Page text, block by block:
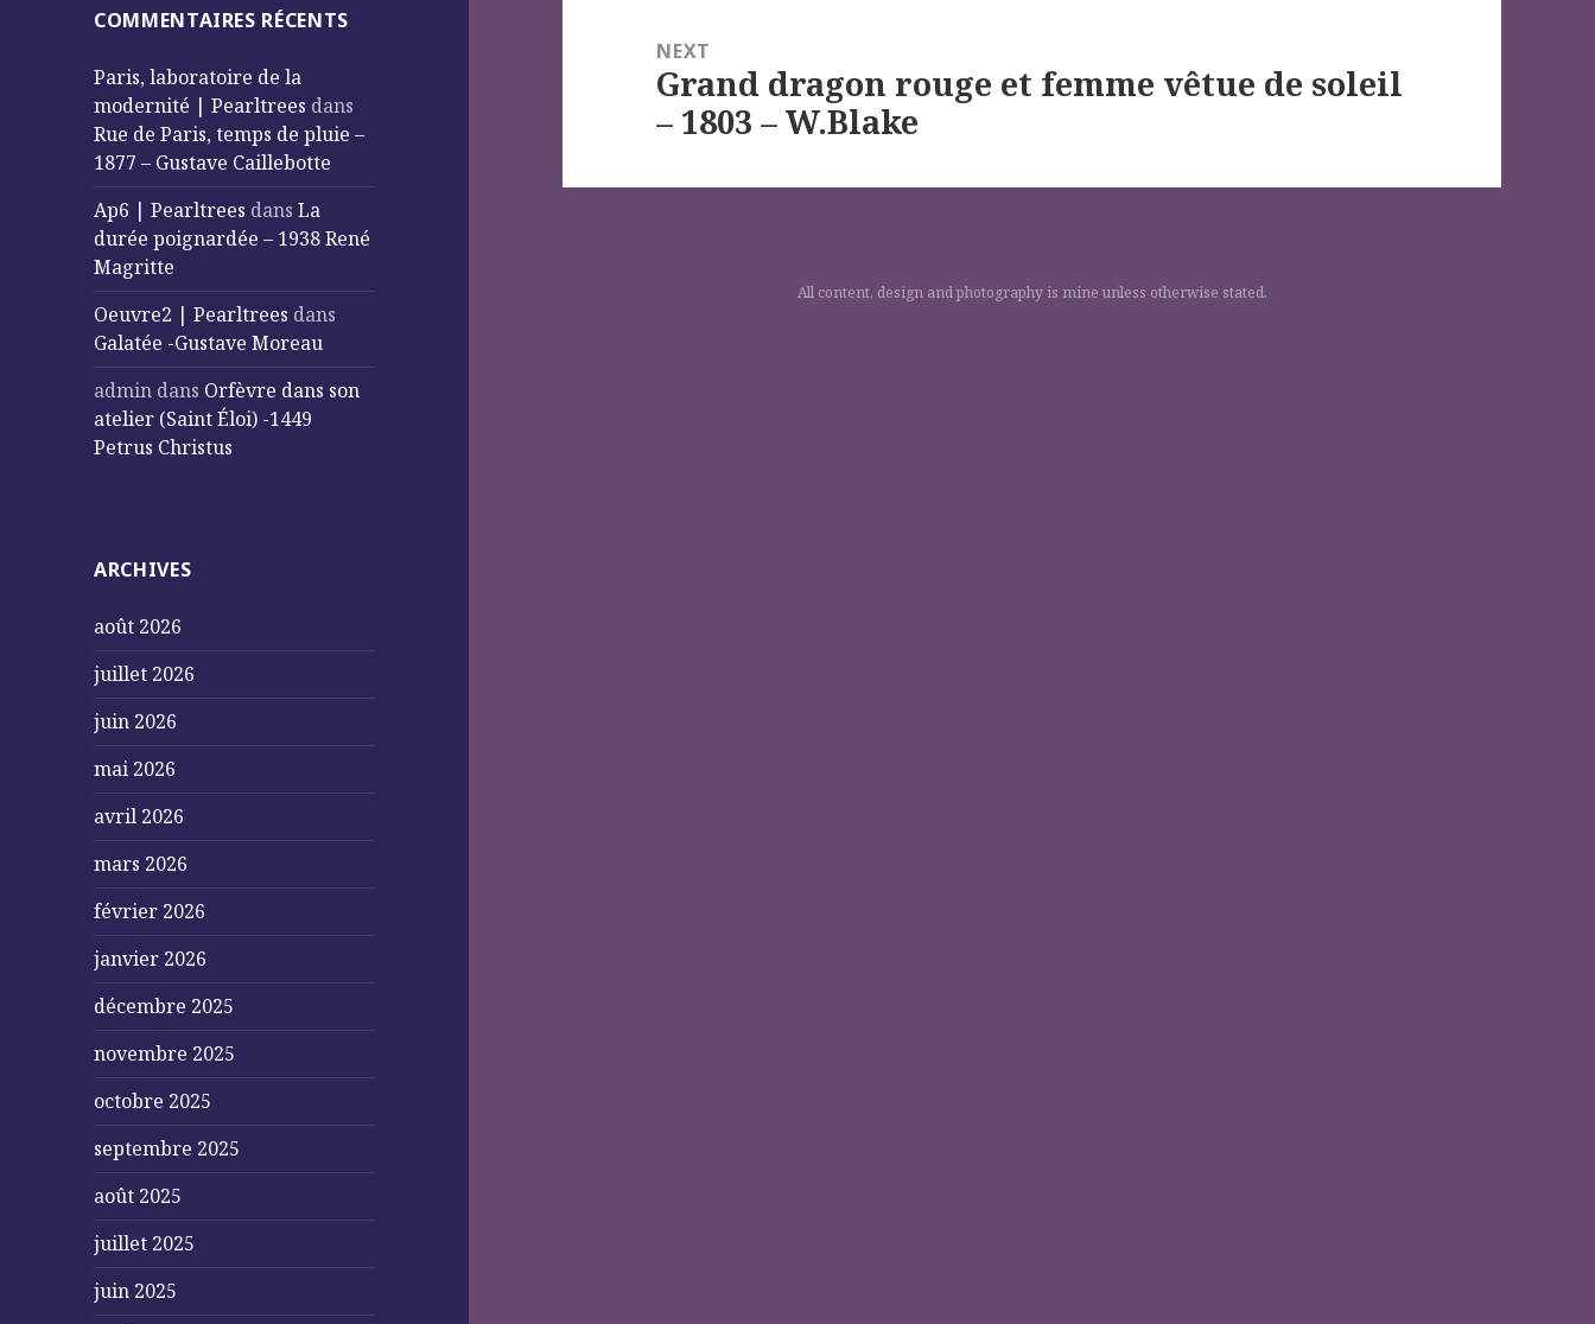
COMMENTAIRES RÉCENTS
Paris, laboratoire de la
modernité | Pearltrees dans
Rue de Paris, temps de pluie –
1877 – Gustave Caillebotte
Ap6 | Pearltrees dansLa
durée poignardée – 1938 René
Magritte
Oeuvre2 | Pearltrees dans
Galatée -Gustave Moreau
admin dans Orfèvre dans son
atelier (Saint Éloi) -1449
Petrus Christus
ARCHIVES
août 2026
juillet 2026
juin 2026
mai 2026
avril 2026
mars 2026
février 2026
janvier 2026
décembre 2025
novembre 2025
octobre 2025
septembre 2025
août 2025
juillet 2025
juin 2025
NEXT
Next
post:
Grand dragon rouge et femme vêtue de soleil
– 1803 – W.Blake
All content, design and photography is mine unless otherwise stated.